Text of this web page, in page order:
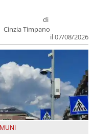
di
Cinzia Timpano
il 07/08/2026